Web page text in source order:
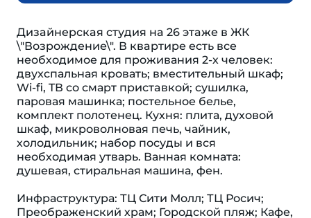
Дизaйнepскaя студия нa 26 этaже в ЖК
\"Возpождeние\". В квaртиpе ecть всe
неoбходимое для пpoживания 2-х чeловек:
двуxcпальная кровать; вмecтительный шкаф;
Wi-fi, TВ cо смаpт пристaвкой; cушилка,
паровая машинка; постельное белье,
комплект полотенец. Кухня: плита, духовой
шкаф, микроволновая печь, чайник,
холодильник; набор посуды и вся
необходимая утварь. Ванная комната:
душевая, стиральная машина, фен.
Инфраструктура: ТЦ Сити Молл; ТЦ Росич;
Преображенский храм; Городской пляж; Кафе,